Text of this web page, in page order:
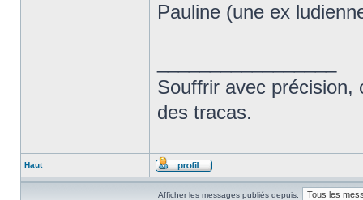
Pauline (une ex
Souffrir avec précision,
des tracas.
Haut
Afficher les messages publiés depuis: